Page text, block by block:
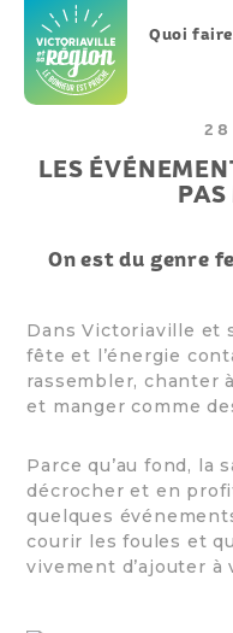
contenu
Quoi faire
28
LES
PAS
On est du genre
Dans Victoriaville et
fête et l’énergie
rassembler, chanter
et manger comme
Parce qu’au fond, la
décrocher et en
quelques
courir les foules et
vivement d’ajouter à